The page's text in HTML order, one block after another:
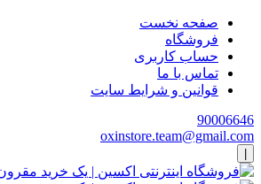
صفحه نخست
فروشگاه
حساب کاربری
تماس با ما
قوانین و شرایط سایت
90006646
oxinstore.team@gmail.com